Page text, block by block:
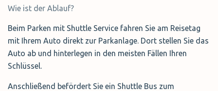
Wie ist der Ablauf?
Beim Parken mit Shuttle Service fahren Sie am Reisetag
mit Ihrem Auto direkt zur Parkanlage. Dort stellen Sie das
Auto ab und hinterlegen in den meisten Fällen Ihren
Schlüssel.
Anschließend befördert Sie ein Shuttle Bus zum